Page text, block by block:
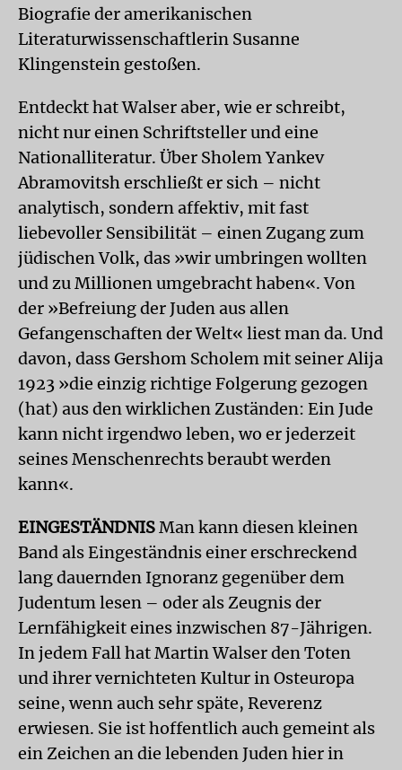
Biografie der amerikanischen
Literaturwissenschaftlerin Susanne
Klingenstein gestoßen.
Entdeckt hat Walser aber, wie er schreibt,
nicht nur einen Schriftsteller und eine
Nationalliteratur. Über Sholem Yankev
Abramovitsh erschließt er sich – nicht
analytisch, sondern affektiv, mit fast
liebevoller Sensibilität – einen Zugang zum
jüdischen Volk, das »wir umbringen wollten
und zu Millionen umgebracht haben«. Von
der »Befreiung der Juden aus allen
Gefangenschaften der Welt« liest man da. Und
davon, dass Gershom Scholem mit seiner Alija
1923 »die einzig richtige Folgerung gezogen
(hat) aus den wirklichen Zuständen: Ein Jude
kann nicht irgendwo leben, wo er jederzeit
seines Menschenrechts beraubt werden
kann«.
EINGESTÄNDNIS Man kann diesen kleinen
Band als Eingeständnis einer erschreckend
lang dauernden Ignoranz gegenüber dem
Judentum lesen – oder als Zeugnis der
Lernfähigkeit eines inzwischen 87-Jährigen.
In jedem Fall hat Martin Walser den Toten
und ihrer vernichteten Kultur in Osteuropa
seine, wenn auch sehr späte, Reverenz
erwiesen. Sie ist hoffentlich auch gemeint als
ein Zeichen an die lebenden Juden hier in